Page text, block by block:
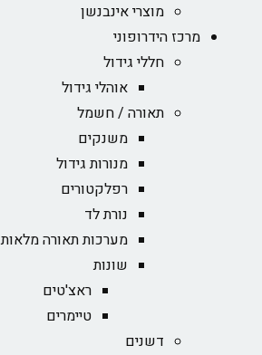
מוצרי אינבנשן
מרכז הידרופוני
חללי גידול
אוהלי גידול
תאורה / חשמל
משנקים
מנורות גידול
רפלקטורים
נורת לד
מערכות תאורה מלאות
שונות
ראצ'טים
טיימרים
דשנים